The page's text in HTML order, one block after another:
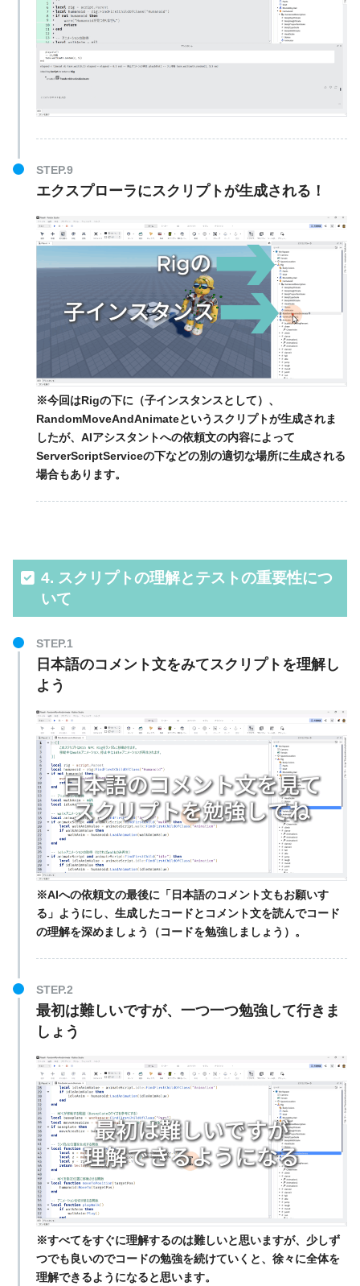
STEP.9
エクスプローラにスクリプトが生成される！
※今回はRigの下に（子インスタンスとして）、
RandomMoveAndAnimateというスクリプトが生成されま
したが、AIアシスタントへの依頼文の内容によって
ServerScriptServiceの下などの別の適切な場所に生成される
場合もあります。
4. スクリプトの理解とテストの重要性につ
いて
STEP.1
日本語のコメント文をみてスクリプトを理解し
よう
※AIへの依頼文の最後に「日本語のコメント文もお願いす
る」ようにし、生成したコードとコメント文を読んでコード
の理解を深めましょう（コードを勉強しましょう）。
STEP.2
最初は難しいですが、一つ一つ勉強して行きま
しょう
※すべてをすぐに理解するのは難しいと思いますが、少しず
つでも良いのでコードの勉強を続けていくと、徐々に全体を
理解できるようになると思います。